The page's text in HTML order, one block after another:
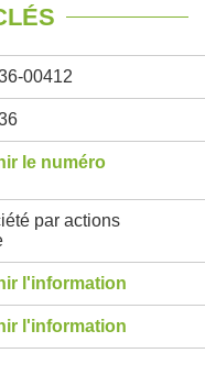
00412
le numéro
par actions
l'information
l'information